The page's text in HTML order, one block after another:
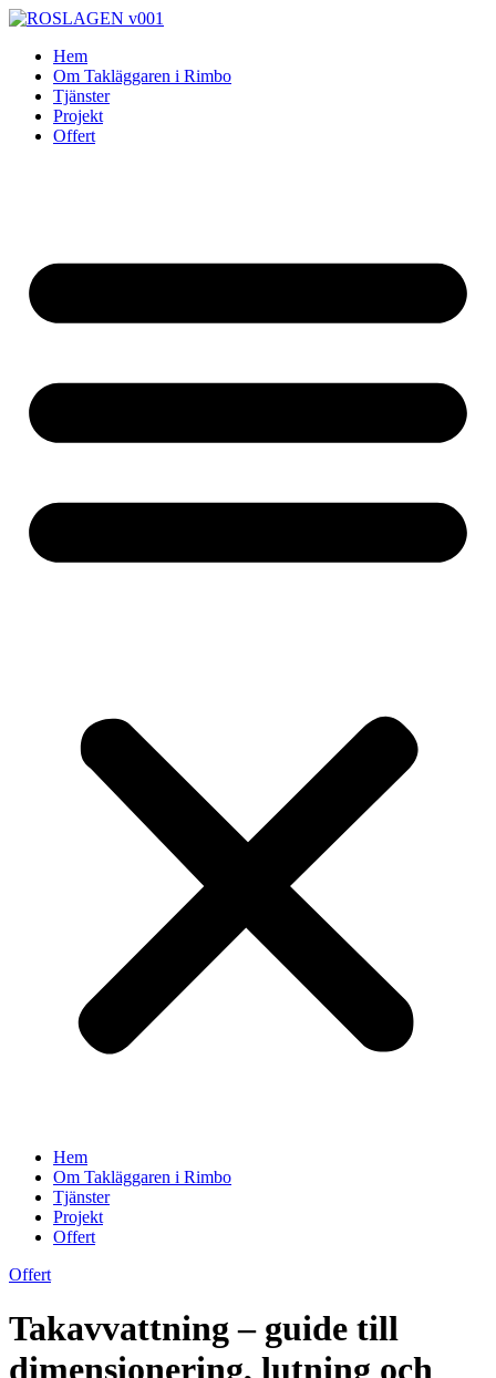
Skip
contentHem
Om Takläggaren i Rimbo
Tjänster
Projekt
Offert
Hem
Om Takläggaren i Rimbo
Tjänster
Projekt
Offert
Offert
Takavvattning – guide till
dimensionering, lutning och